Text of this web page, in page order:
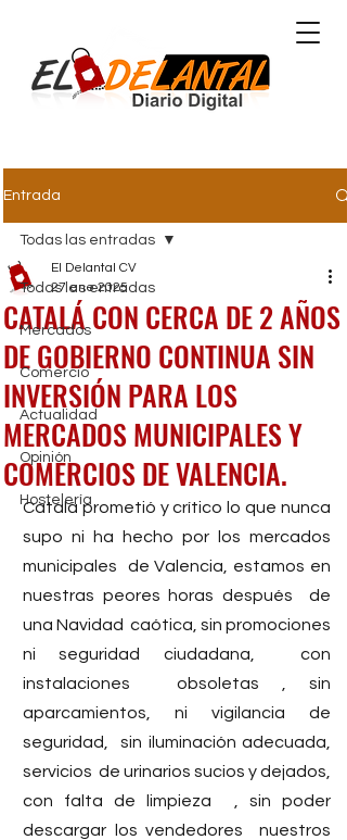
Entrada
Todas las entradas
Mercados
Comercio
Actualidad
Opinión
Hostelería
Todas las entradas
CATALÁ CON CERCA DE 2 AÑOS
DE GOBIERNO CONTINUA SIN
INVERSIÓN PARA LOS
MERCADOS MUNICIPALES Y
COMERCIOS DE VALENCIA.
El Delantal CV
27 ene 2025
Catalá prometió y crítico lo que nunca
supo ni ha hecho por los mercados
municipales  de Valencia, estamos en
nuestras peores horas después  de
una Navidad  caótica, sin promociones
ni seguridad ciudadana,  con
instalaciones  obsoletas , sin
aparcamientos, ni vigilancia de
seguridad,  sin iluminación adecuada,
servicios  de urinarios sucios y dejados,
con falta de limpieza  , sin poder
descargar los vendedores  nuestros